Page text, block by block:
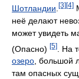
Шотландии [3][4]
неё делают
может увидеть
(Опасно) [5]
. На
озеро, большой
там опасных